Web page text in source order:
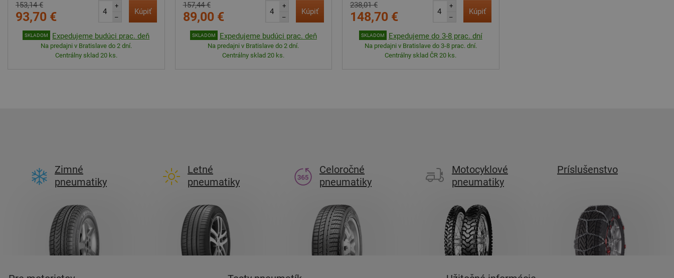
153,14 €
93,70 €
+
–
Kúpiť
SKLADOM Expedujeme budúci prac. deň
Na predajni v Bratislave do 2 dní.
Centrálny sklad 20 ks.
157,44 €
89,00 €
+
–
Kúpiť
SKLADOM Expedujeme budúci prac. deň
Na predajni v Bratislave do 2 dní.
Centrálny sklad 20 ks.
238,01 €
148,70 €
+
–
Kúpiť
SKLADOM Expedujeme do 3-8 prac. dní
Na predajni v Bratislave do 3-8 prac. dní.
Centrálny sklad ČR 20 ks.
Zimné
pneumatiky
Letné
pneumatiky
Celoročné
pneumatiky
Motocyklové
pneumatiky
Príslušenstvo